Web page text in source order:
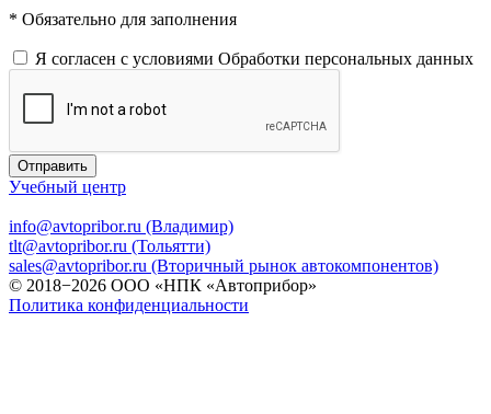
* Обязательно для заполнения
Я согласен с условиями Обработки персональных данных
Отправить
Учебный центр
info@avtopribor.ru (Владимир)
tlt@avtopribor.ru (Тольятти)
sales@avtopribor.ru (Вторичный рынок автокомпонентов)
© 2018−2026 ООО «НПК «Автоприбор»
Политика конфиденциальности